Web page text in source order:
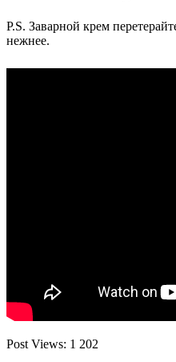
P.S. Заварной крем
нежнее.
Post Views: 1 202